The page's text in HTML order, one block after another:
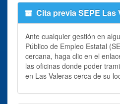
Cita previa SEPE Las
Ante cualquier gestión en
Público de Empleo Estatal
cercana, haga clic en el
las oficinas donde poder
en Las Valeras cerca de su